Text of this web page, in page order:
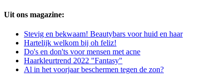
Uit ons magazine:
Stevig en bekwaam! Beautybars voor huid en haar
Hartelijk welkom bij oh feliz!
Do's en don'ts voor mensen met acne
Haarkleurtrend 2022 "Fantasy"
Al in het voorjaar beschermen tegen de zon?